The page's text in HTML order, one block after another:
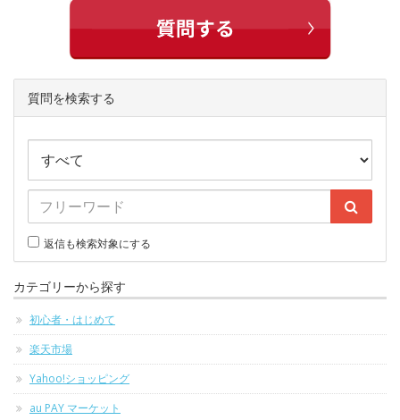
質問を検索する
返信も検索対象にする
カテゴリーから探す
初心者・はじめて
楽天市場
Yahoo!ショッピング
au PAY マーケット